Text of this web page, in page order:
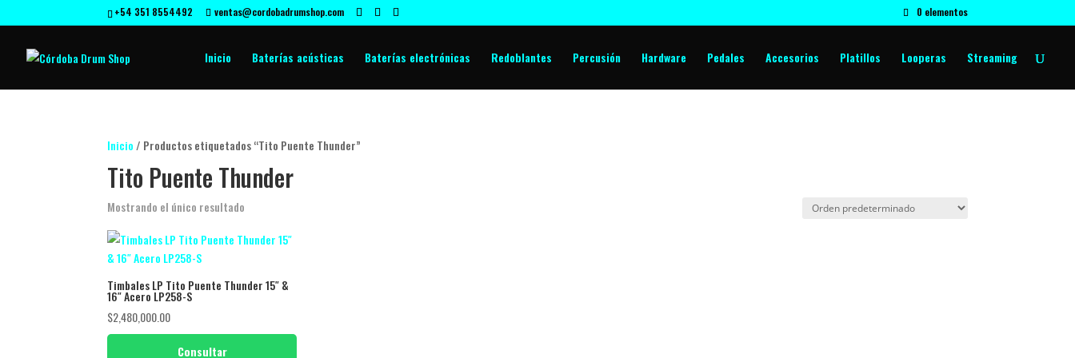
+54 351 8554492 ventas@cordobadrumshop.com 0 elementos
Inicio Baterías acústicas Baterías electrónicas Redoblantes Percusión Hardware Pedales Accesorios Platillos Looperas Streaming
Inicio / Productos etiquetados “Tito Puente Thunder”
Tito Puente Thunder
Mostrando el único resultado
Timbales LP Tito Puente Thunder 15″ &
16″ Acero LP258-S
$2,480,000.00
Consultar